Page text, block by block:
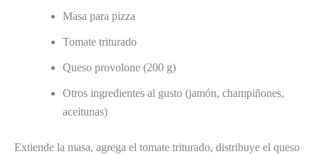
Masa para pizza
Tomate triturado
Queso provolone (200 g)
Otros ingredientes al gusto (jamón, champiñones,
aceitunas)
Extiende la masa, agrega el tomate triturado, distribuye el queso